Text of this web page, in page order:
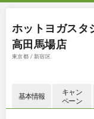
ホットヨガスタ
高田馬場店
東京都 / 新宿区
基本情報
キャン
ペーン